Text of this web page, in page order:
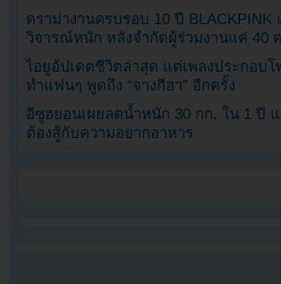
ดราม่างานครบรอบ 10 ปี BLACKPINK
วิจารณ์หนัก หลังจำกัดผู้ร่วมงานแค่ 40
ไอยูอัปเดตชีวิตล่าสุด แต่เพลงประกอบโ
ทำแฟนๆ พูดถึง “จางกีฮา” อีกครั้ง
อีซูฮยอนเผยลดน้ำหนัก 30 กก. ใน 1 ปี
ต้องสู้กับความอยากอาหาร